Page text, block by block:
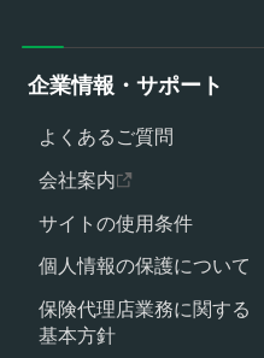
企業情報・サポート
よくあるご質問
会社案内
サイトの使用条件
個人情報の保護について
保険代理店業務に関する
基本方針